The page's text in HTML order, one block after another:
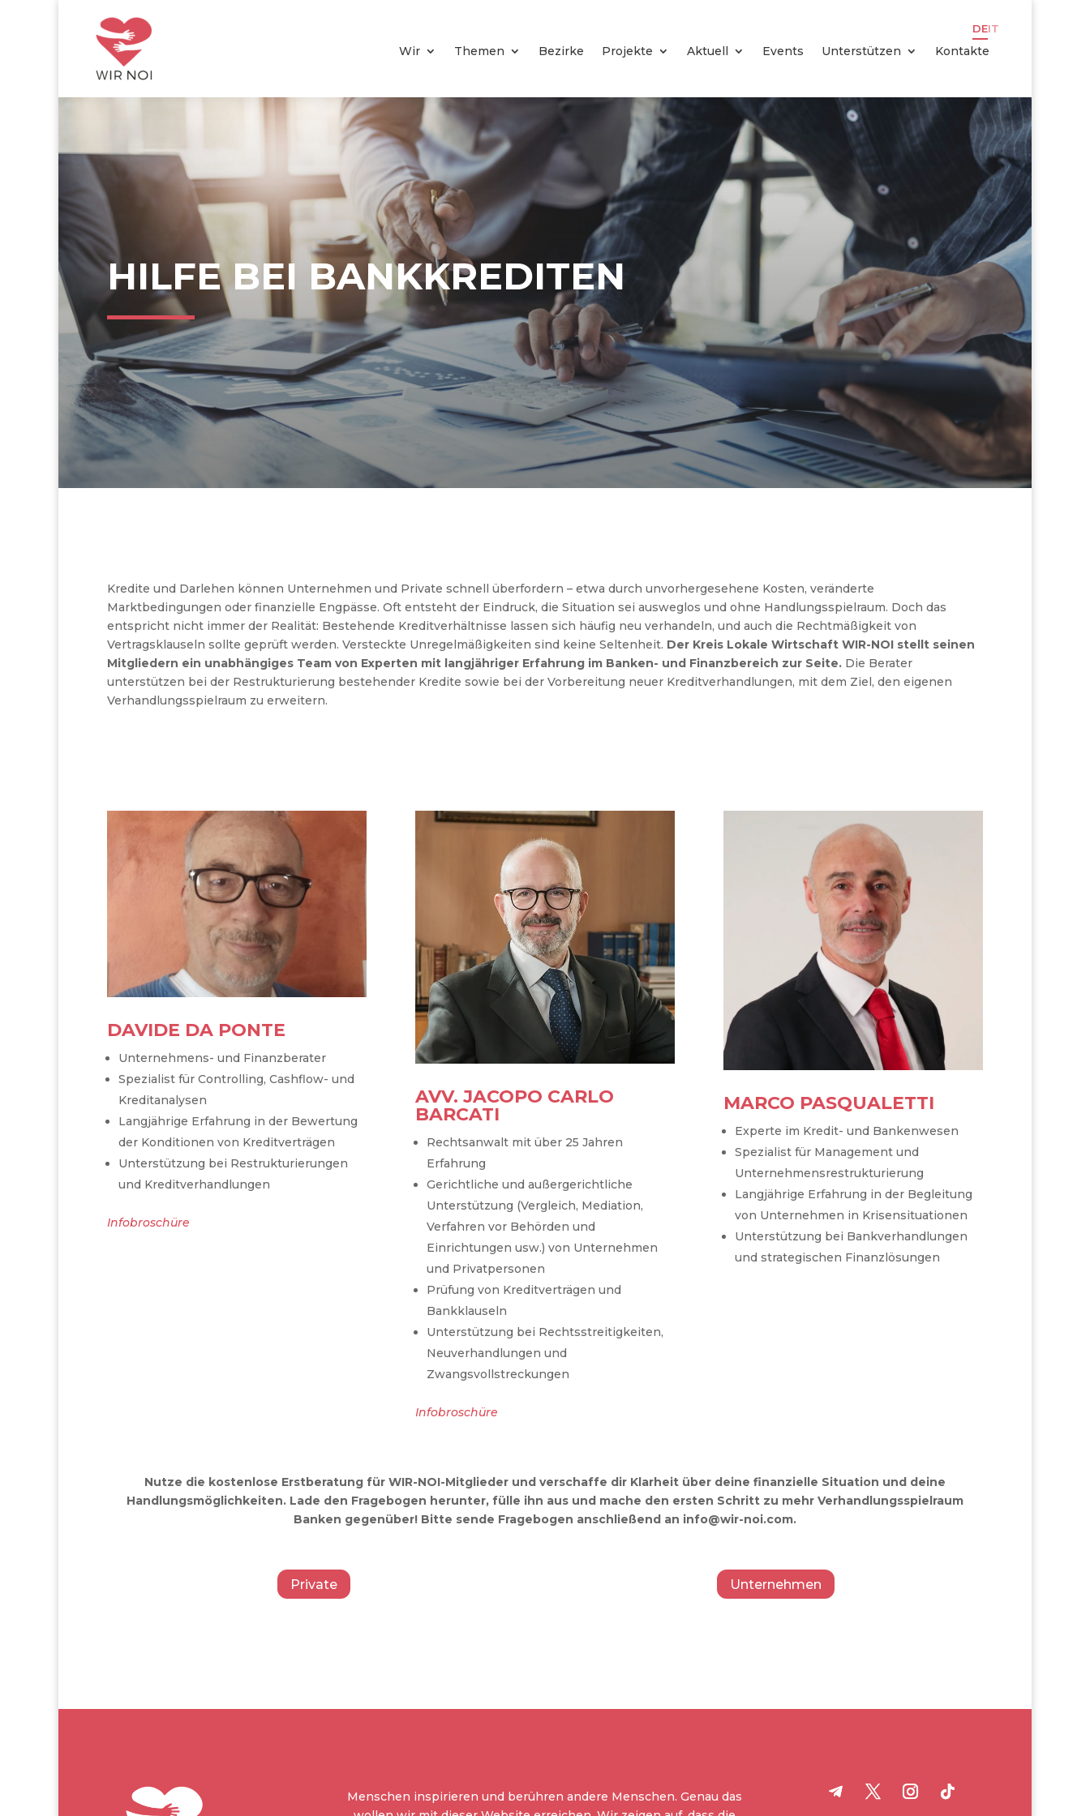
DEIT
Wir Themen Bezirke Projekte Aktuell Events Unterstützen Kontakte
HILFE BEI BANKKREDITEN
Kredite und Darlehen können Unternehmen und Private schnell überfordern – etwa durch unvorhergesehene Kosten, veränderte
Marktbedingungen oder finanzielle Engpässe. Oft entsteht der Eindruck, die Situation sei ausweglos und ohne Handlungsspielraum. Doch das
entspricht nicht immer der Realität: Bestehende Kreditverhältnisse lassen sich häufig neu verhandeln, und auch die Rechtmäßigkeit von
Vertragsklauseln sollte geprüft werden. Versteckte Unregelmäßigkeiten sind keine Seltenheit. Der Kreis Lokale Wirtschaft WIR-NOI stellt seinen
Mitgliedern ein unabhängiges Team von Experten mit langjähriger Erfahrung im Banken- und Finanzbereich zur Seite. Die Berater
unterstützen bei der Restrukturierung bestehender Kredite sowie bei der Vorbereitung neuer Kreditverhandlungen, mit dem Ziel, den eigenen
Verhandlungsspielraum zu erweitern.
DAVIDE DA PONTE
Unternehmens- und Finanzberater
Spezialist für Controlling, Cashflow- und
Kreditanalysen
Langjährige Erfahrung in der Bewertung
der Konditionen von Kreditverträgen
Unterstützung bei Restrukturierungen
und Kreditverhandlungen
Infobroschüre
AVV. JACOPO CARLO
BARCATI
Rechtsanwalt mit über 25 Jahren
Erfahrung
Gerichtliche und außergerichtliche
Unterstützung (Vergleich, Mediation,
Verfahren vor Behörden und
Einrichtungen usw.) von Unternehmen
und Privatpersonen
Prüfung von Kreditverträgen und
Bankklauseln
Unterstützung bei Rechtsstreitigkeiten,
Neuverhandlungen und
Zwangsvollstreckungen
Infobroschüre
MARCO PASQUALETTI
Experte im Kredit- und Bankenwesen
Spezialist für Management und
Unternehmensrestrukturierung
Langjährige Erfahrung in der Begleitung
von Unternehmen in Krisensituationen
Unterstützung bei Bankverhandlungen
und strategischen Finanzlösungen
Nutze die kostenlose Erstberatung für WIR-NOI-Mitglieder und verschaffe dir Klarheit über deine finanzielle Situation und deine
Handlungsmöglichkeiten. Lade den Fragebogen herunter, fülle ihn aus und mache den ersten Schritt zu mehr Verhandlungsspielraum
Banken gegenüber! Bitte sende Fragebogen anschließend an info@wir-noi.com.
Private Unternehmen
Menschen inspirieren und berühren andere Menschen. Genau das